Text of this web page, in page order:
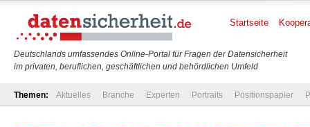
Deutschlands umfassendes Online-Portal für Fragen der Datensicherheit
im privaten, beruflichen, geschäftlichen und behördlichen Umfeld
Startseite
Themen: Aktuelles Branche Experten Portraits Positionspapier